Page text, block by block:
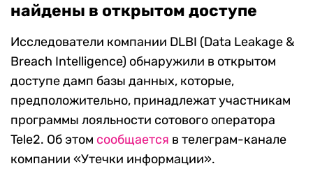
найдены в открытом доступе
Исследователи компании DLBI (Data Leakage &
Breach Intelligence) обнаружили в открытом
доступе дамп базы данных, которые,
предположительно, принадлежат участникам
программы лояльности сотового оператора
Tele2. Об этом сообщается в телеграм-канале
компании «Утечки информации».